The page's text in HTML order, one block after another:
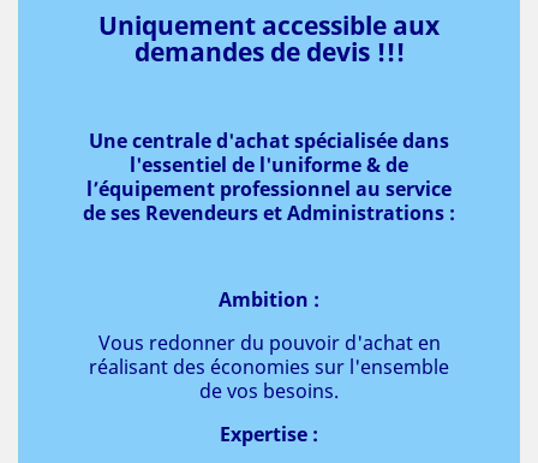
Uniquement accessible aux
demandes de devis !!!
Une centrale d'achat spécialisée dans
l'essentiel de l'uniforme & de
l’équipement professionnel au service
de ses Revendeurs et Administrations :
Ambition :
Vous redonner du pouvoir d'achat en
réalisant des économies sur l'ensemble
de vos besoins.
Expertise :